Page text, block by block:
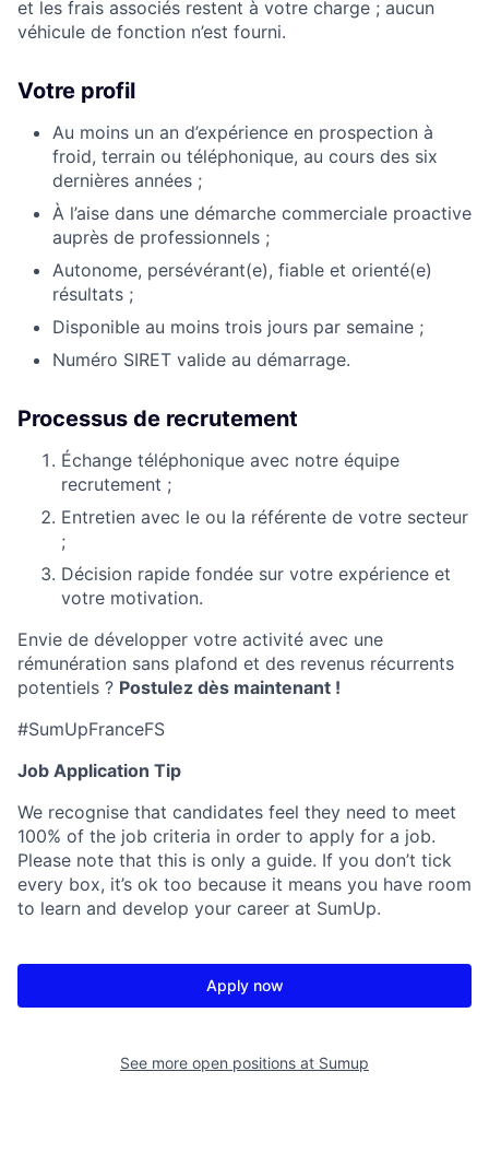
et les frais associés restent à votre charge ; aucun
véhicule de fonction n’est fourni.
Votre profil
Au moins un an d’expérience en prospection à
froid, terrain ou téléphonique, au cours des six
dernières années ;
À l’aise dans une démarche commerciale proactive
auprès de professionnels ;
Autonome, persévérant(e), fiable et orienté(e)
résultats ;
Disponible au moins trois jours par semaine ;
Numéro SIRET valide au démarrage.
Processus de recrutement
Échange téléphonique avec notre équipe
recrutement ;
Entretien avec le ou la référente de votre secteur
;
Décision rapide fondée sur votre expérience et
votre motivation.
Envie de développer votre activité avec une
rémunération sans plafond et des revenus récurrents
potentiels ? Postulez dès maintenant !
#SumUpFranceFS
Job Application Tip
We recognise that candidates feel they need to meet
100% of the job criteria in order to apply for a job.
Please note that this is only a guide. If you don’t tick
every box, it’s ok too because it means you have room
to learn and develop your career at SumUp.
Apply now
See more open positions at Sumup